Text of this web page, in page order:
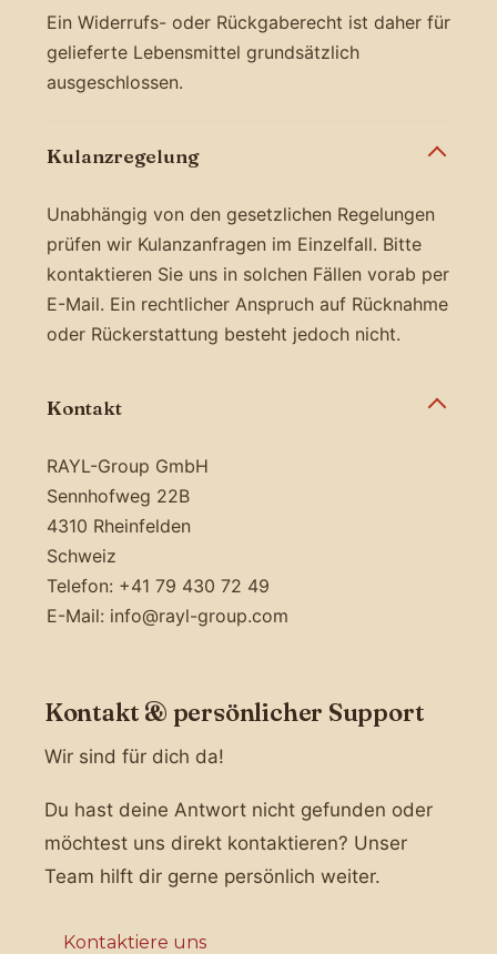
Ein Widerrufs- oder Rückgaberecht ist daher für
gelieferte Lebensmittel grundsätzlich
ausgeschlossen.
Kulanzregelung
Unabhängig von den gesetzlichen Regelungen
prüfen wir Kulanzanfragen im Einzelfall. Bitte
kontaktieren Sie uns in solchen Fällen vorab per
E-Mail. Ein rechtlicher Anspruch auf Rücknahme
oder Rückerstattung besteht jedoch nicht.
Kontakt
RAYL-Group GmbH
Sennhofweg 22B
4310 Rheinfelden
Schweiz
Telefon: +41 79 430 72 49
E-Mail: info@rayl-group.com
Kontakt & persönlicher Support
Wir sind für dich da!
Du hast deine Antwort nicht gefunden oder
möchtest uns direkt kontaktieren? Unser
Team hilft dir gerne persönlich weiter.
Kontaktiere uns